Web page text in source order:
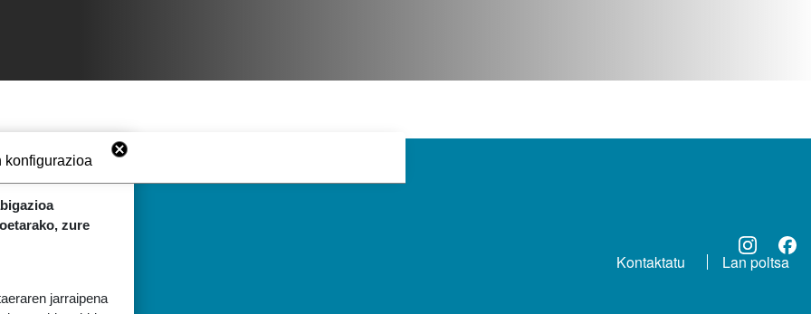
ORRI-OINA
Kontaktatu Lan poltsa
konfigurazioa
zure
jarraipena